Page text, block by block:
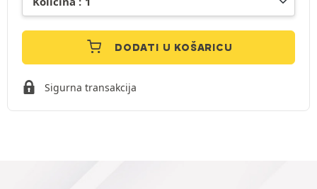
DODATI U KOŠARICU
Sigurna transakcija